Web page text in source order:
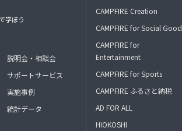
学ぼう
説明会・相談会
サポートサービス
実施事例
統計データ
CAMPFIRE Creation
CAMPFIRE for Social Good
CAMPFIRE for
Entertainment
CAMPFIRE for Sports
CAMPFIRE ふるさと納税
AD FOR ALL
HIOKOSHI